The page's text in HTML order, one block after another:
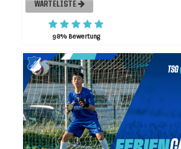
WARTELISTE
98% Bewertung